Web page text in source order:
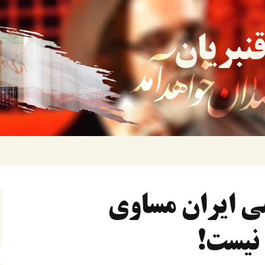
ایران مساوی
نیست!